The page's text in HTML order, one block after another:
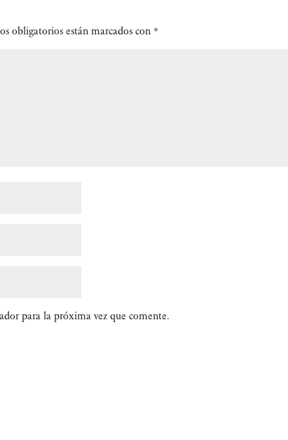
obligatorios están marcados con *
para la próxima vez que comente.